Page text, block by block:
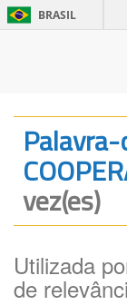
BRASIL
Palavra-
vez(es)
Utilizada
de